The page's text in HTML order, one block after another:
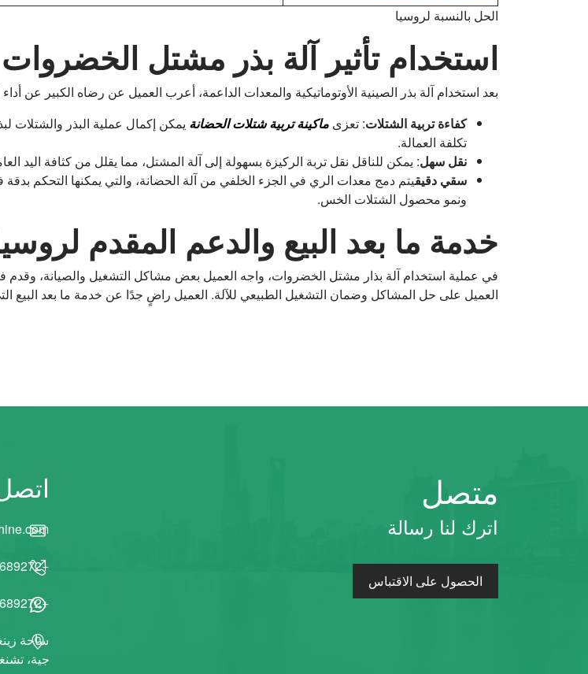
الحل بالنسبة لروسيا
استخدام تأثير آلة بذر مشتل
بعد استخدام آلة بذر الصينية الأوتوماتيكية والمعدات الداعمة، أعرب العميل عن رضاه الكبير عن
كفاءة تربية الشتلات: تعزى ماكينة تربية شتلات الحضانة يمكن إكمال عملية البذر
تكلفة العمالة.
نقل سهل: يمكن للناقل نقل تربة الركيزة بسهولة إلى آلة المشتل، مما يقلل من كثافة اليد
سقي دقيقيتم دمج معدات الري في الجزء الخلفي من آلة الحضانة، والتي يمكنها التحكم
ونمو محصول الشتلات الخس.
خدمة ما بعد البيع والدعم المقدم
العميل على حل المشاكل وضمان التشغيل الطبيعي للآلة. العميل راضٍ جدًا عن خدمة ما بعد البيع
متصل
اترك لنا رسالة
الحصول على الاقتباس
+8613673689272
+8613673689272
ساحة
جية،